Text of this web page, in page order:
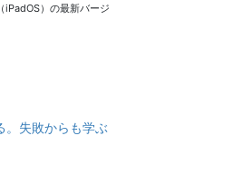
iPadOS）の最新バージ
。失敗からも学ぶ